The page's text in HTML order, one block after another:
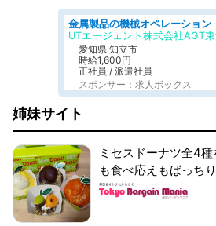
UTエージェント株式会社AGT
愛知県 知立市
時給1,600円
正社員 / 派遣社員
スポンサー：求人ボックス
姉妹サイト
ミセスドーナツ全4
も食べ応えもばっちり